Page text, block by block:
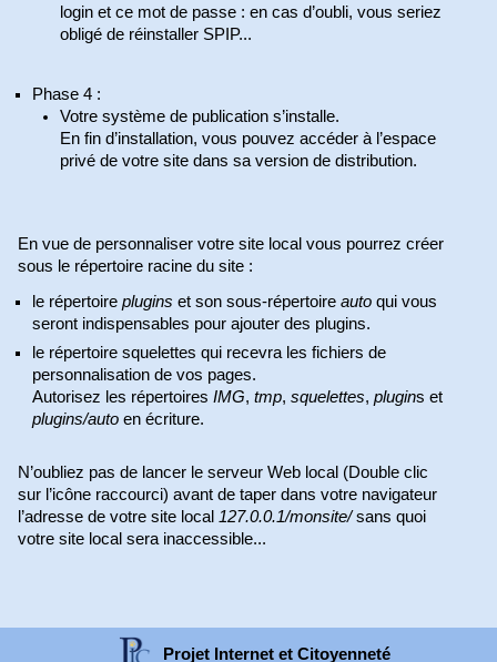
login et ce mot de passe : en cas d’oubli, vous seriez
obligé de réinstaller SPIP...
Phase 4 :
Votre système de publication s’installe.
En fin d’installation, vous pouvez accéder à l’espace
privé de votre site dans sa version de distribution.
En vue de personnaliser votre site local vous pourrez créer
sous le répertoire racine du site :
le répertoireplugins et son sous-répertoireauto qui vous
seront indispensables pour ajouter des plugins.
le répertoire squelettes qui recevra les fichiers de
personnalisation de vos pages.
Autorisez les répertoiresIMG,tmp,squelettes,plugins et
plugins/auto en écriture.
N’oubliez pas de lancer le serveur Web local (Double clic
sur l’icône raccourci) avant de taper dans votre navigateur
l’adresse de votre site local 127.0.0.1/monsite/sans quoi
votre site local sera inaccessible...
Projet Internet et Citoyenneté